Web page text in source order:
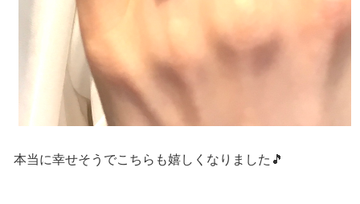
本当に幸せそうでこちらも嬉しくなりました🎵